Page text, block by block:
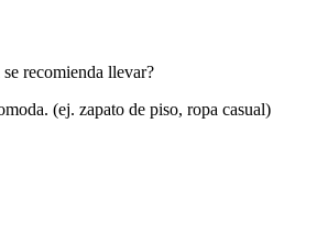
recomienda llevar?
(ej. zapato de piso, ropa casual)